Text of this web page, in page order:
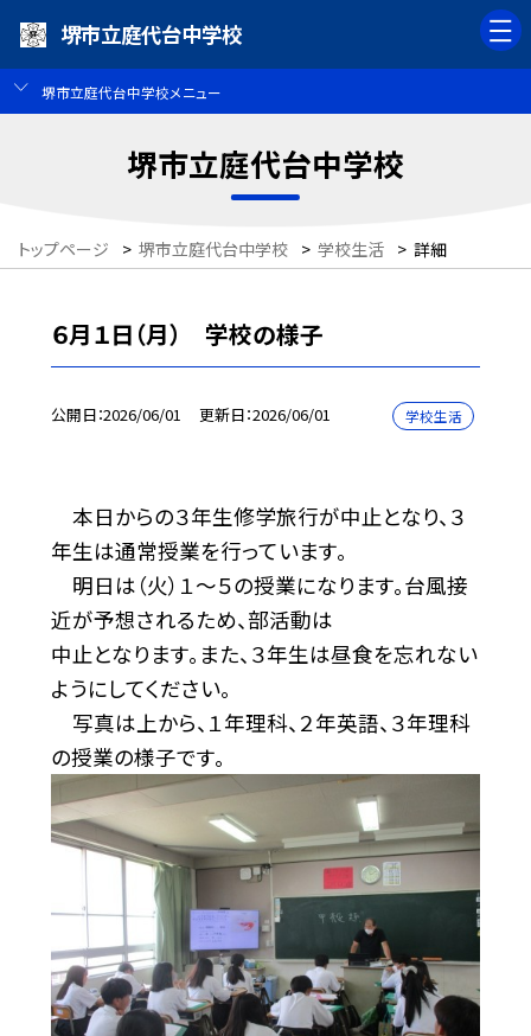
堺市立庭代台中学校
堺市立庭代台中学校メニュー
堺市立庭代台中学校
トップページ > 堺市立庭代台中学校 > 学校生活 > 詳細
６月１日（月） 学校の様子
公開日 2026/06/01 更新日 2026/06/01 学校生活
本日からの３年生修学旅行が中止となり、３
年生は通常授業を行っています。
明日は（火）１～５の授業になります。台風接
近が予想されるため、部活動は
中止となります。また、３年生は昼食を忘れない
ようにしてください。
写真は上から、１年理科、２年英語、３年理科
の授業の様子です。